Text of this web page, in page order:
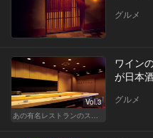
グルメ
Vol.3
ワイン
が日本
グルメ